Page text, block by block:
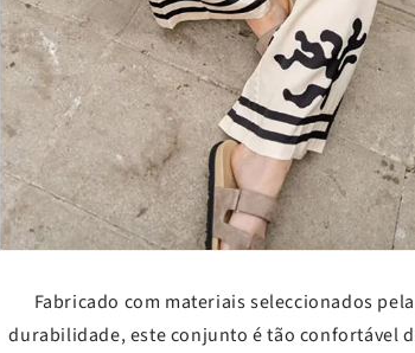
Fabricado com materiais seleccionados
durabilidade, este conjunto é tão confortável